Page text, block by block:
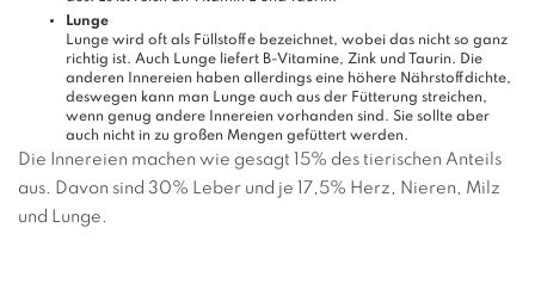
Lunge
Lunge wird oft als Füllstoffe bezeichnet, wobei das nicht so ganz
richtig ist. Auch Lunge liefert B-Vitamine, Zink und Taurin. Die
anderen Innereien haben allerdings eine höhere Nährstoffdichte,
deswegen kann man Lunge auch aus der Fütterung streichen,
wenn genug andere Innereien vorhanden sind. Sie sollte aber
auch nicht in zu großen Mengen gefüttert werden.
Die Innereien machen wie gesagt 15% des tierischen Anteils
aus. Davon sind 30% Leber und je 17,5% Herz, Nieren, Milz
und Lunge.